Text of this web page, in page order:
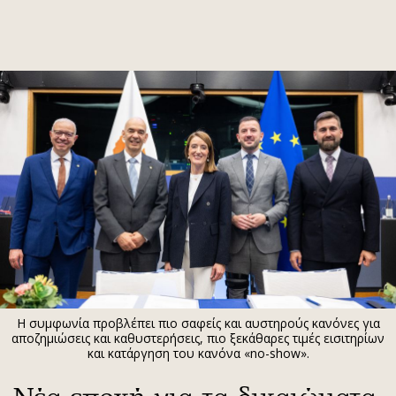
ΚΑΤΗΓΟΡΙΕΣ ΣΥΝΔΕΣΗ
Κύπρος
Παιδεία
Υγεία
Πολιτική
Βουλευτικές 2026
Εκλογές 2024
Προεδρικές 2023
Δημοσκοπήσεις
Διπλωματία
Απόψεις
Αρθρογραφία
The Hill
Υγεία
Αγγελίες
Ενοικιάζονται
Πωλούνται
Ζητούν εργασία
Θέσεις εργασίας
Η συμφωνία προβλέπει πιο σαφείς και αυστηρούς κανόνες για
αποζημιώσεις και καθυστερήσεις, πιο ξεκάθαρες τιμές εισιτηρίων
και κατάργηση του κανόνα «no-show».